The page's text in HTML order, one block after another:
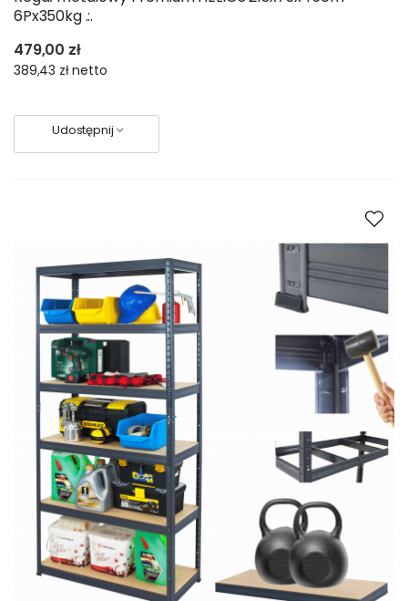
6Px350kg .:.
479,00 zł
389,43 złnetto
Udostępnij